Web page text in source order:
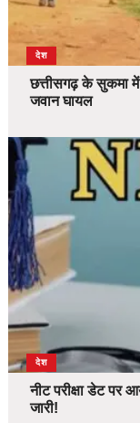
देश
छत्तीसगढ़ के सुकमा
जवान घायल
देश
नीट परीक्षा डेट पर
जारी!